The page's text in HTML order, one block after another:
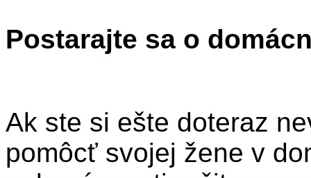
Postarajte sa o
Ak ste si ešte doteraz
pomôcť svojej žene v